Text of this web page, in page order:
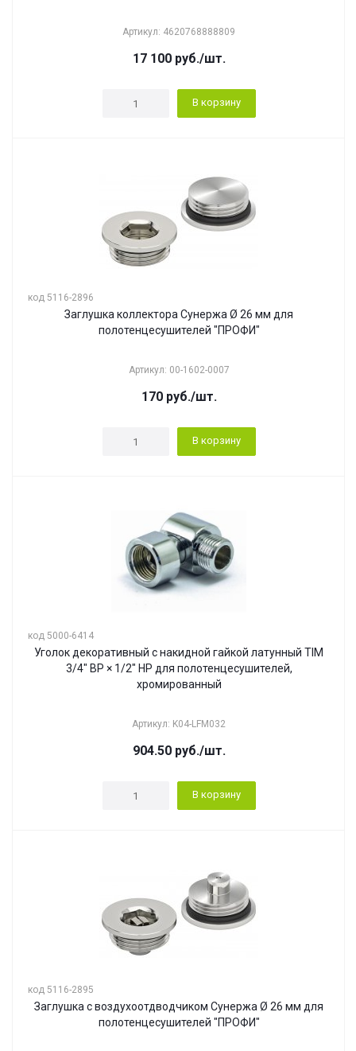
Артикул: 4620768888809
17 100руб./шт.
В корзину
код 5116-2896
Заглушка коллектора Сунержа Ø 26 мм для
полотенцесушителей "ПРОФИ"
Артикул: 00-1602-0007
170руб./шт.
В корзину
код 5000-6414
Уголок декоративный c накидной гайкой латунный TIM
3/4" ВР × 1/2" НР для полотенцесушителей,
хромированный
Артикул: K04-LFM032
904.50руб./шт.
В корзину
код 5116-2895
Заглушка с воздухоотдводчиком Сунержа Ø 26 мм для
полотенцесушителей "ПРОФИ"